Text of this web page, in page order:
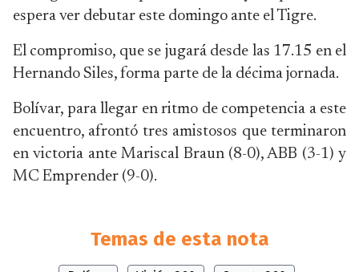
espera ver debutar este domingo ante el Tigre.
El compromiso, que se jugará desde las 17.15 en el
Hernando Siles, forma parte de la décima jornada.
Bolívar, para llegar en ritmo de competencia a este
encuentro, afrontó tres amistosos que terminaron
en victoria ante Mariscal Braun (8-0), ABB (3-1) y
MC Emprender (9-0).
Temas de esta nota